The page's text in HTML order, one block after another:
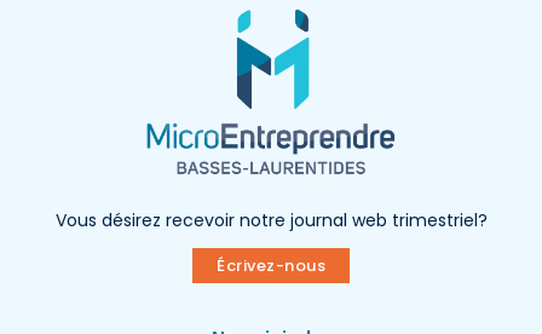
Vous désirez recevoir notre journal web trimestriel?
Écrivez-nous